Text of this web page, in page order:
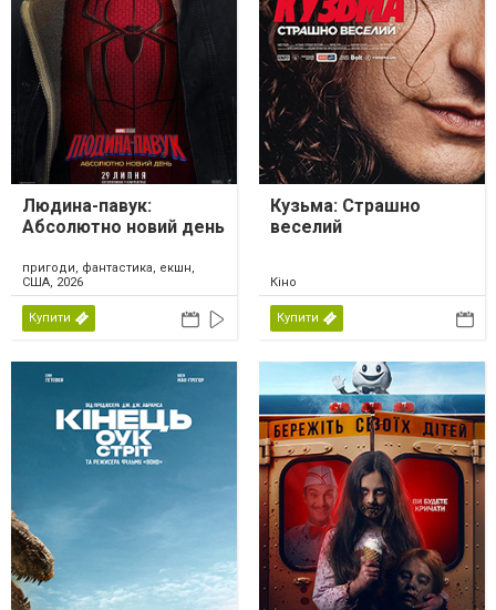
Людина-павук:
Абсолютно новий день
пригоди, фантастика, екшн,
США, 2026
Купити
Кузьма: Страшно
веселий
Кіно
Купити